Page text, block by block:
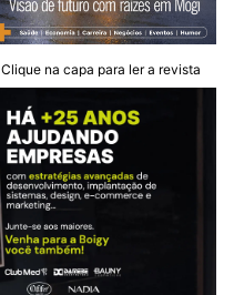
Clique na capa para ler a revista